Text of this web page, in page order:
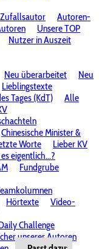
Zufallsautor
Autoren-
Unsere TOP
Nutzer in Auszeit
Neu überarbeitet
Neu
Lieblingstexte
Tages (KdT)
Alle
Chinesische Minister &
Worte
Lieber KV
eigentlich...?
Fundgrube
Hörtexte
Video-
Challenge
unserer Autoren